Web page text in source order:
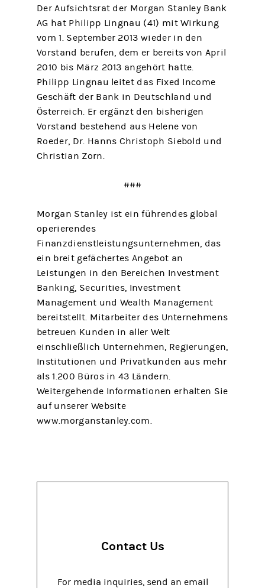
Der Aufsichtsrat der Morgan Stanley Bank
AG hat Philipp Lingnau (41) mit Wirkung
vom 1. September 2013 wieder in den
Vorstand berufen, dem er bereits von April
2010 bis März 2013 angehört hatte.
Philipp Lingnau leitet das Fixed Income
Geschäft der Bank in Deutschland und
Österreich. Er ergänzt den bisherigen
Vorstand bestehend aus Helene von
Roeder, Dr. Hanns Christoph Siebold und
Christian Zorn.
###
Morgan Stanley ist ein führendes global
operierendes
Finanzdienstleistungsunternehmen, das
ein breit gefächertes Angebot an
Leistungen in den Bereichen Investment
Banking, Securities, Investment
Management und Wealth Management
bereitstellt. Mitarbeiter des Unternehmens
betreuen Kunden in aller Welt
einschließlich Unternehmen, Regierungen,
Institutionen und Privatkunden aus mehr
als 1.200 Büros in 43 Ländern.
Weitergehende Informationen erhalten Sie
auf unserer Website
www.morganstanley.com.
Contact Us
For media inquiries, send an email